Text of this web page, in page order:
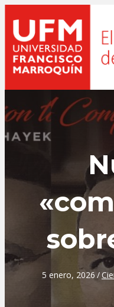
5 enero, 2026 /